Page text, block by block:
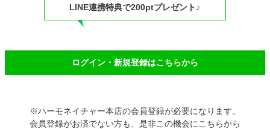
LINE連携特典で200ptプレゼント♪
ログイン・新規登録はこちらから
※ハーモネイチャー本店の会員登録が必要になります。
会員登録がお済でない方も、是非この機会にこちらから